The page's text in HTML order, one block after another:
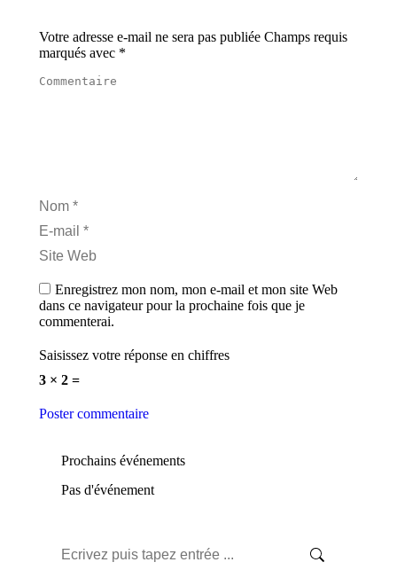
Votre adresse e-mail ne sera pas publiée Champs requis
marqués avec *
Commentaire
Nom *
E-mail *
Site Web
Enregistrez mon nom, mon e-mail et mon site Web
dans ce navigateur pour la prochaine fois que je
commenterai.
Saisissez votre réponse en chiffres
3 × 2 =
Poster commentaire
Prochains événements
Pas d'événement
Recherche